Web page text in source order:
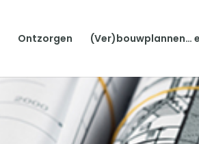
Ontzorgen (Ver)bouwplannen…